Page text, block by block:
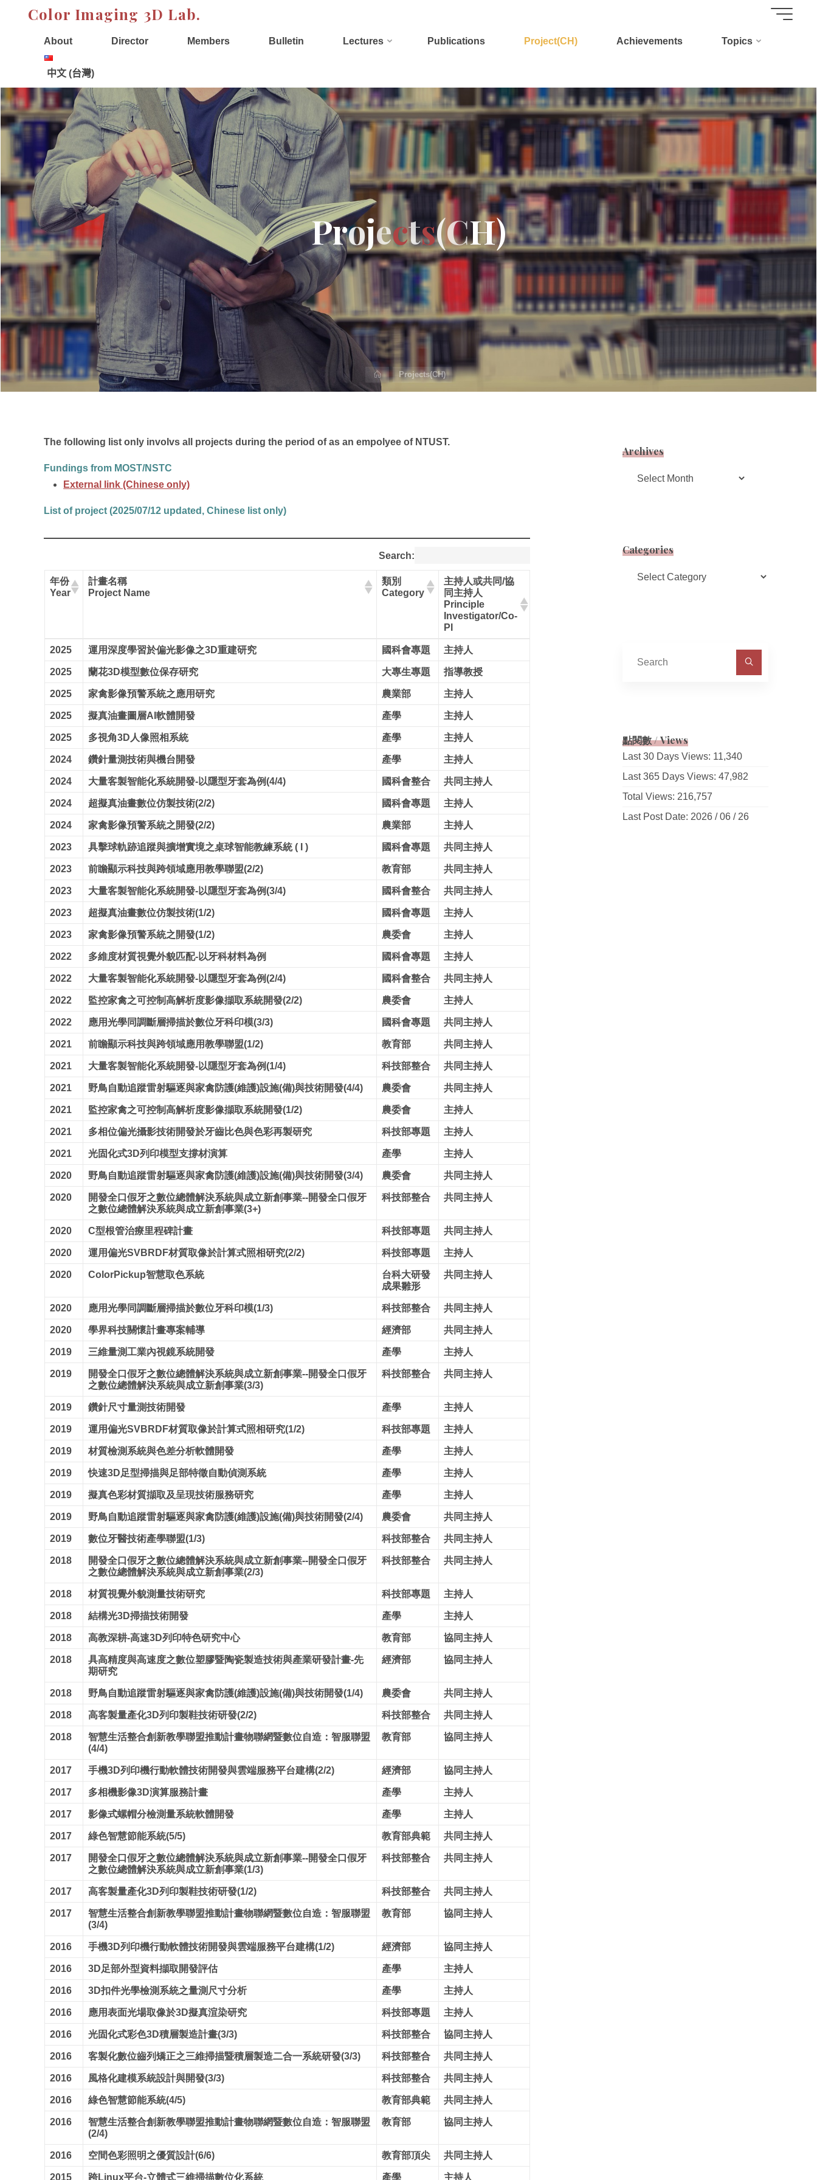
Color Imaging 3D Lab.
About Director Members Bulletin Lectures Publications Project(CH) Achievements Topics
中文 (台灣)
Projects(CH)
HomeProjects(CH)
The following list only involvs all projects during the period of as an empolyee of NTUST.
Fundings from MOST/NSTC
External link (Chinese only)
List of project (2025/07/12 updated, Chinese list only)
Search:
年份
Year
計畫名稱
Project Name
類別
Category
主持人或共同/協
同主持人
Principle
Investigator/Co-
PI
2025 運用深度學習於偏光影像之3D重建研究 國科會專題 主持人
2025 蘭花3D模型數位保存研究 大專生專題 指導教授
2025 家禽影像預警系統之應用研究 農業部 主持人
2025 擬真油畫圖層AI軟體開發 產學 主持人
2025 多視角3D人像照相系統 產學 主持人
2024 鑽針量測技術與機台開發 產學 主持人
2024 大量客製智能化系統開發-以隱型牙套為例(4/4) 國科會整合 共同主持人
2024 超擬真油畫數位仿製技術(2/2) 國科會專題 主持人
2024 家禽影像預警系統之開發(2/2) 農業部 主持人
2023 具擊球軌跡追蹤與擴增實境之桌球智能教練系統 ( I ) 國科會專題 共同主持人
2023 前瞻顯示科技與跨領域應用教學聯盟(2/2) 教育部 共同主持人
2023 大量客製智能化系統開發-以隱型牙套為例(3/4) 國科會整合 共同主持人
2023 超擬真油畫數位仿製技術(1/2) 國科會專題 主持人
2023 家禽影像預警系統之開發(1/2) 農委會 主持人
2022 多維度材質視覺外貌匹配-以牙科材料為例 國科會專題 主持人
2022 大量客製智能化系統開發-以隱型牙套為例(2/4) 國科會整合 共同主持人
2022 監控家禽之可控制高解析度影像擷取系統開發(2/2) 農委會 主持人
2022 應用光學同調斷層掃描於數位牙科印模(3/3) 國科會專題 共同主持人
2021 前瞻顯示科技與跨領域應用教學聯盟(1/2) 教育部 共同主持人
2021 大量客製智能化系統開發-以隱型牙套為例(1/4) 科技部整合 共同主持人
2021 野鳥自動追蹤雷射驅逐與家禽防護(維護)設施(備)與技術開發(4/4) 農委會 共同主持人
2021 監控家禽之可控制高解析度影像擷取系統開發(1/2) 農委會 主持人
2021 多相位偏光攝影技術開發於牙齒比色與色彩再製研究 科技部專題 主持人
2021 光固化式3D列印模型支撐材演算 產學 主持人
2020 野鳥自動追蹤雷射驅逐與家禽防護(維護)設施(備)與技術開發(3/4) 農委會 共同主持人
2020
開發全口假牙之數位總體解決系統與成立新創事業--開發全口假牙
之數位總體解決系統與成立新創事業(3+)
科技部整合 共同主持人
2020 C型根管治療里程碑計畫 科技部專題 共同主持人
2020 運用偏光SVBRDF材質取像於計算式照相研究(2/2) 科技部專題 主持人
2020 ColorPickup智慧取色系統
台科大研發
成果雛形
共同主持人
2020 應用光學同調斷層掃描於數位牙科印模(1/3) 科技部整合 共同主持人
2020 學界科技關懷計畫專案輔導 經濟部 共同主持人
2019 三維量測工業內視鏡系統開發 產學 主持人
2019
開發全口假牙之數位總體解決系統與成立新創事業--開發全口假牙
之數位總體解決系統與成立新創事業(3/3)
科技部整合 共同主持人
2019 鑽針尺寸量測技術開發 產學 主持人
2019 運用偏光SVBRDF材質取像於計算式照相研究(1/2) 科技部專題 主持人
2019 材質檢測系統與色差分析軟體開發 產學 主持人
2019 快速3D足型掃描與足部特徵自動偵測系統 產學 主持人
2019 擬真色彩材質擷取及呈現技術服務研究 產學 主持人
2019 野鳥自動追蹤雷射驅逐與家禽防護(維護)設施(備)與技術開發(2/4) 農委會 共同主持人
2019 數位牙醫技術產學聯盟(1/3) 科技部整合 共同主持人
2018
開發全口假牙之數位總體解決系統與成立新創事業--開發全口假牙
之數位總體解決系統與成立新創事業(2/3)
科技部整合 共同主持人
2018 材質視覺外貌測量技術研究 科技部專題 主持人
2018 結構光3D掃描技術開發 產學 主持人
2018 高教深耕-高速3D列印特色研究中心 教育部 協同主持人
2018
具高精度與高速度之數位塑膠暨陶瓷製造技術與產業研發計畫-先
期研究
經濟部 協同主持人
2018 野鳥自動追蹤雷射驅逐與家禽防護(維護)設施(備)與技術開發(1/4) 農委會 共同主持人
2018 高客製量產化3D列印製鞋技術研發(2/2) 科技部整合 共同主持人
2018
智慧生活整合創新教學聯盟推動計畫物聯網暨數位自造：智服聯盟
(4/4)
教育部 協同主持人
2017 手機3D列印機行動軟體技術開發與雲端服務平台建構(2/2) 經濟部 協同主持人
2017 多相機影像3D演算服務計畫 產學 主持人
2017 影像式螺帽分檢測量系統軟體開發 產學 主持人
2017 綠色智慧節能系統(5/5) 教育部典範 共同主持人
2017
開發全口假牙之數位總體解決系統與成立新創事業--開發全口假牙
之數位總體解決系統與成立新創事業(1/3)
科技部整合 共同主持人
2017 高客製量產化3D列印製鞋技術研發(1/2) 科技部整合 共同主持人
2017
智慧生活整合創新教學聯盟推動計畫物聯網暨數位自造：智服聯盟
(3/4)
教育部 協同主持人
2016 手機3D列印機行動軟體技術開發與雲端服務平台建構(1/2) 經濟部 協同主持人
2016 3D足部外型資料擷取開發評估 產學 主持人
2016 3D扣件光學檢測系統之量測尺寸分析 產學 主持人
2016 應用表面光場取像於3D擬真渲染研究 科技部專題 主持人
2016 光固化式彩色3D積層製造計畫(3/3) 科技部整合 協同主持人
2016 客製化數位齒列矯正之三維掃描暨積層製造二合一系統研發(3/3) 科技部整合 共同主持人
2016 風格化建模系統設計與開發(3/3) 科技部整合 共同主持人
2016 綠色智慧節能系統(4/5) 教育部典範 共同主持人
2016
智慧生活整合創新教學聯盟推動計畫物聯網暨數位自造：智服聯盟
(2/4)
教育部 協同主持人
2016 空間色彩照明之優質設計(6/6) 教育部頂尖 共同主持人
2015 跨Linux平台-立體式三維掃描數位化系統 產學 主持人
Archives
Categories
點閱數 / Views
Last 30 Days Views: 11,340
Last 365 Days Views:47,982
Total Views: 216,757
Last Post Date: 2026 / 06 / 26